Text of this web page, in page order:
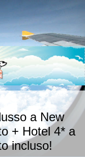
a New
+ Hotel 4* a
incluso!